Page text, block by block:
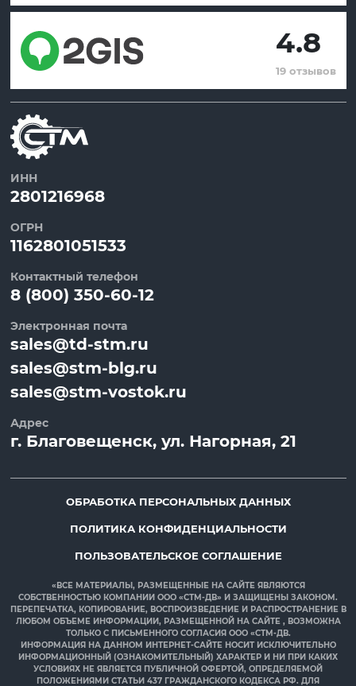
4.8
19 отзывов
ИНН
2801216968
ОГРН
1162801051533
Контактный телефон
8 (800) 350-60-12
Электронная почта
sales@td-stm.ru
sales@stm-blg.ru
sales@stm-vostok.ru
Адрес
г. Благовещенск, ул. Нагорная, 21
ОБРАБОТКА ПЕРСОНАЛЬНЫХ ДАННЫХ
ПОЛИТИКА КОНФИДЕНЦИАЛЬНОСТИ
ПОЛЬЗОВАТЕЛЬСКОЕ СОГЛАШЕНИЕ
«ВСЕ МАТЕРИАЛЫ, РАЗМЕЩЕННЫЕ НА САЙТЕ ЯВЛЯЮТСЯ
СОБСТВЕННОСТЬЮ КОМПАНИИ ООО «СТМ-ДВ» И ЗАЩИЩЕНЫ ЗАКОНОМ.
ПЕРЕПЕЧАТКА, КОПИРОВАНИЕ, ВОСПРОИЗВЕДЕНИЕ И РАСПРОСТРАНЕНИЕ В
ЛЮБОМ ОБЪЕМЕ ИНФОРМАЦИИ, РАЗМЕЩЕННОЙ НА САЙТЕ , ВОЗМОЖНА
ТОЛЬКО С ПИСЬМЕННОГО СОГЛАСИЯ ООО «СТМ-ДВ.
ИНФОРМАЦИЯ НА ДАННОМ ИНТЕРНЕТ-САЙТЕ НОСИТ ИСКЛЮЧИТЕЛЬНО
ИНФОРМАЦИОННЫЙ (ОЗНАКОМИТЕЛЬНЫЙ) ХАРАКТЕР И НИ ПРИ КАКИХ
УСЛОВИЯХ НЕ ЯВЛЯЕТСЯ ПУБЛИЧНОЙ ОФЕРТОЙ, ОПРЕДЕЛЯЕМОЙ
ПОЛОЖЕНИЯМИ СТАТЬИ 437 ГРАЖДАНСКОГО КОДЕКСА РФ. ДЛЯ